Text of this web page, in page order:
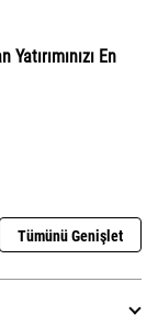
En
Tümünü Genişlet